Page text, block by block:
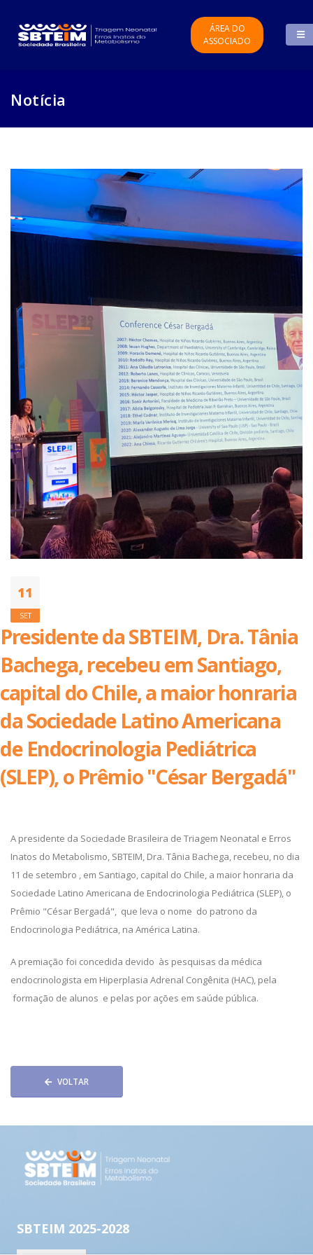
ÁREA DO
ASSOCIADO
Notícia
11
SET
Presidente da SBTEIM, Dra. Tânia
Bachega, recebeu em Santiago,
capital do Chile, a maior honraria
da Sociedade Latino Americana
de Endocrinologia Pediátrica
(SLEP), o Prêmio "César Bergadá"
A presidente da Sociedade Brasileira de Triagem Neonatal e Erros
Inatos do Metabolismo, SBTEIM, Dra. Tânia Bachega, recebeu, no dia
11 de setembro , em Santiago, capital do Chile, a maior honraria da
Sociedade Latino Americana de Endocrinologia Pediátrica (SLEP), o
Prêmio "César Bergadá", que leva o nome do patrono da
Endocrinologia Pediátrica, na América Latina.
A premiação foi concedida devido às pesquisas da médica
endocrinologista em Hiperplasia Adrenal Congênita (HAC), pela
formação de alunos e pelas por ações em saúde pública.
VOLTAR